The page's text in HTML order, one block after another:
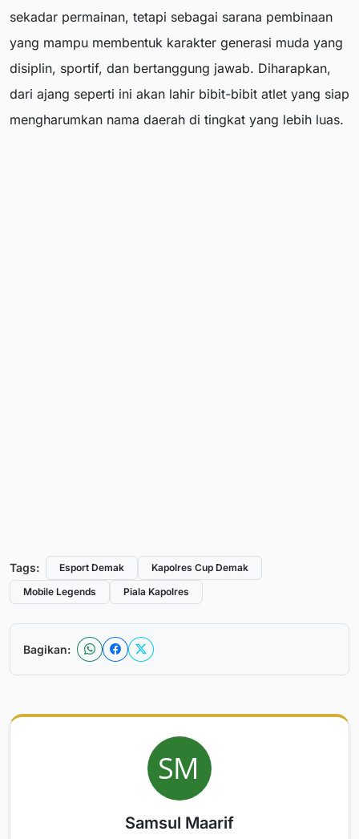
sekadar permainan, tetapi sebagai sarana pembinaan
yang mampu membentuk karakter generasi muda yang
disiplin, sportif, dan bertanggung jawab. Diharapkan,
dari ajang seperti ini akan lahir bibit-bibit atlet yang siap
mengharumkan nama daerah di tingkat yang lebih luas.
Tags: Esport Demak
Kapolres Cup Demak
Mobile Legends
Piala Kapolres
Bagikan:
Samsul Maarif